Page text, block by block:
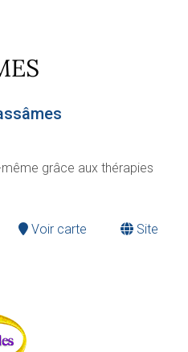
grâce aux thérapies
Voir carte
Site